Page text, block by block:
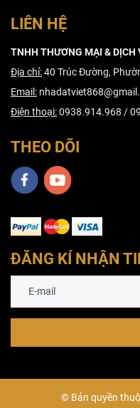
LIÊN HỆ
TNHH THƯƠNG MẠI &
Địa chỉ:40 Trúc Đường,
Email:
Điện thoại:0938.914.968 /
THEO DÕI
ĐĂNG KÍ NHẬN
© Bản quyền